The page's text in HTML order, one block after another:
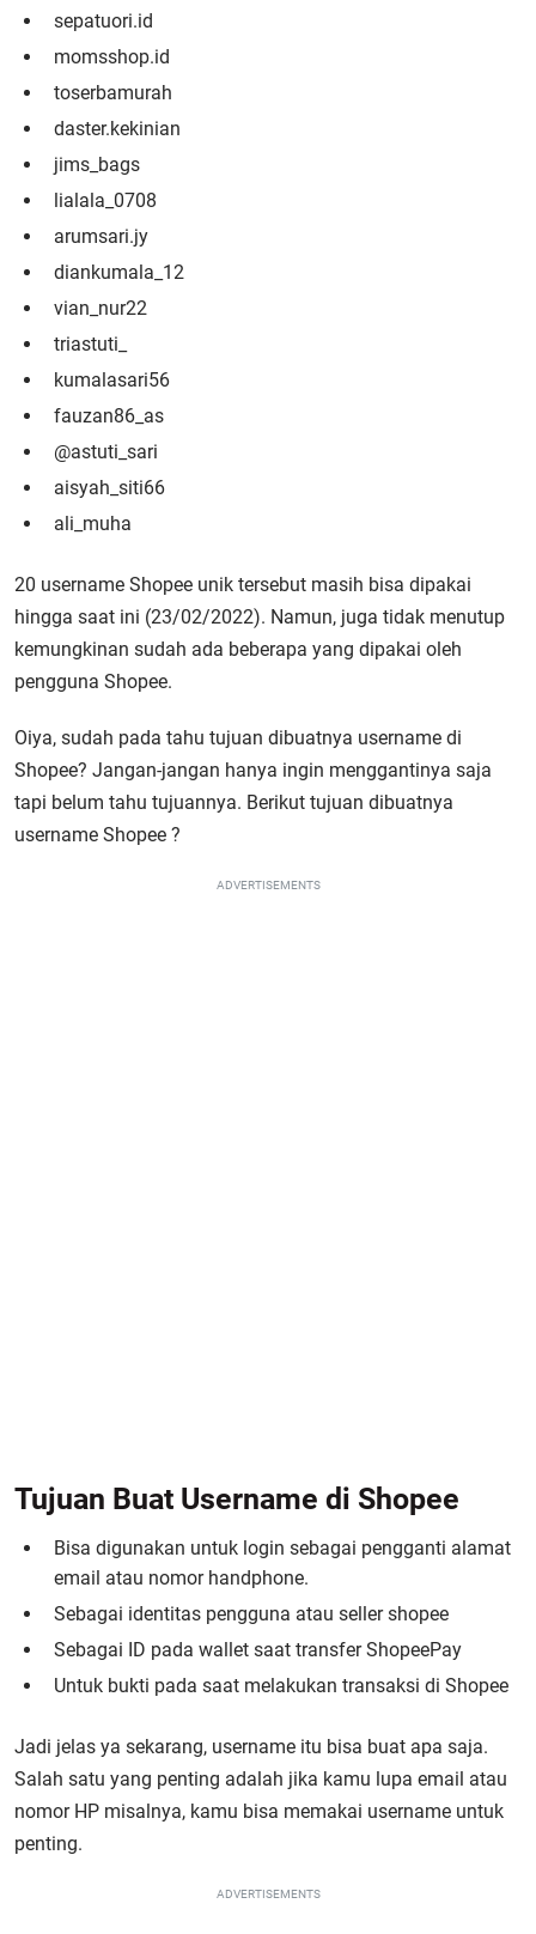
sepatuori.id
momsshop.id
toserbamurah
daster.kekinian
jims_bags
lialala_0708
arumsari.jy
diankumala_12
vian_nur22
triastuti_
kumalasari56
fauzan86_as
@astuti_sari
aisyah_siti66
ali_muha
20 username Shopee unik tersebut masih bisa dipakai
hingga saat ini (23/02/2022). Namun, juga tidak menutup
kemungkinan sudah ada beberapa yang dipakai oleh
pengguna Shopee.
Oiya, sudah pada tahu tujuan dibuatnya username di
Shopee? Jangan-jangan hanya ingin menggantinya saja
tapi belum tahu tujuannya. Berikut tujuan dibuatnya
username Shopee ?
ADVERTISEMENTS
Tujuan Buat Username di Shopee
Bisa digunakan untuk login sebagai pengganti alamat
email atau nomor handphone.
Sebagai identitas pengguna atau seller shopee
Sebagai ID pada wallet saat transfer ShopeePay
Untuk bukti pada saat melakukan transaksi di Shopee
Jadi jelas ya sekarang, username itu bisa buat apa saja.
Salah satu yang penting adalah jika kamu lupa email atau
nomor HP misalnya, kamu bisa memakai username untuk
penting.
ADVERTISEMENTS